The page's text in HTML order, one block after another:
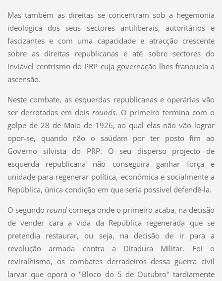
Mas também as direitas se concentram sob a hegemonia
ideológica dos seus sectores antiliberais, autoritários e
fascizantes e com uma capacidade e atracção crescente
sobre as direitas republicanas e até sobre sectores do
inviável centrismo do PRP cuja governação lhes franqueia a
ascensão.
Neste combate, as esquerdas republicanas e operárias vão
ser derrotadas em doisrounds. O primeiro termina com o
golpe de 28 de Maio de 1926, ao qual elas não vão lograr
opor-se, quando não o saúdam por ter posto fim ao
Governo silvista do PRP. O seu disperso projecto de
esquerda republicana não conseguira ganhar força e
unidade para regenerar política, económica e socialmente a
República, única condição em que seria possível defendê-la.
O segundo round começa onde o primeiro acaba, na decisão
de vender cara a vida da República regenerada que se
pretendia restaurar, ou seja, na decisão de ir para a
revolução armada contra a Ditadura Militar. Foi o
reviralhismo, os combates derradeiros dessa guerra civil
larvar que oporá o "Bloco do 5 de Outubro" tardiamente